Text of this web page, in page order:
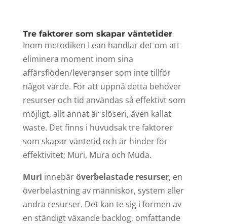
Tre faktorer som skapar väntetider
Inom metodiken Lean handlar det om att
eliminera moment inom sina
affärsflöden/leveranser som inte tillför
något värde. För att uppnå detta behöver
resurser och tid användas så effektivt som
möjligt, allt annat är slöseri, även kallat
waste. Det finns i huvudsak tre faktorer
som skapar väntetid och är hinder för
effektivitet; Muri, Mura och Muda.
Muri innebäröverbelastade resurser, en
överbelastning av människor, system eller
andra resurser. Det kan te sig i formen av
en ständigt växande backlog, omfattande